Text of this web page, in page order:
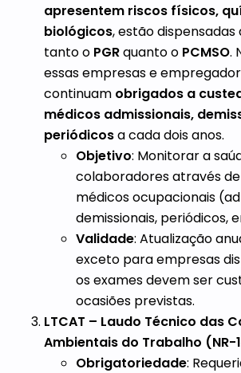
apresentem riscos físicos,
biológicos, estão
tanto o PGRquanto o PCMSO.
essas empresas e
continuam obrigados a
médicos admissionais,
periódicosa cada dois anos.
Objetivo: Monitorar a
colaboradores através
médicos ocupacionais
demissionais, periódicos,
Validade: Atualização
exceto para empresas
os exames devem ser
ocasiões previstas.
LTCAT – Laudo Técnico das
Ambientais do Trabalho (NR-
Obrigatoriedade: